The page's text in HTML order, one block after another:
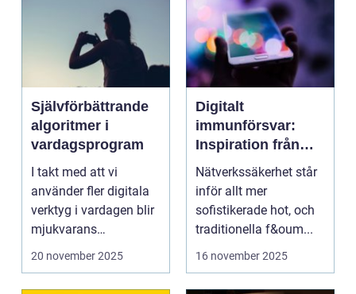
Självförbättrande
algoritmer i
vardagsprogram
I takt med att vi
använder fler digitala
verktyg i vardagen blir
mjukvarans
anpassningsför...
20 november 2025
Digitalt
immunförsvar:
Inspiration från
biologiska system
för att stärka
nätverkssäkerhet
Nätverkssäkerhet står
inför allt mer
sofistikerade hot, och
traditionella f&oum...
16 november 2025